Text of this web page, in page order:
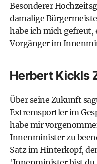
Besonderer
damalige
habe ich mich gefreut,
Vorgänger im
Herbert Kickls
Über seine Zukunft
Extremsportler im
habe mir
Innenminister zu
Satz im Hinterkopf,